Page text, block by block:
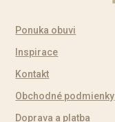
Ponuka obuvi
Inspirace
Kontakt
Obchodné podmienky
Doprava a platba